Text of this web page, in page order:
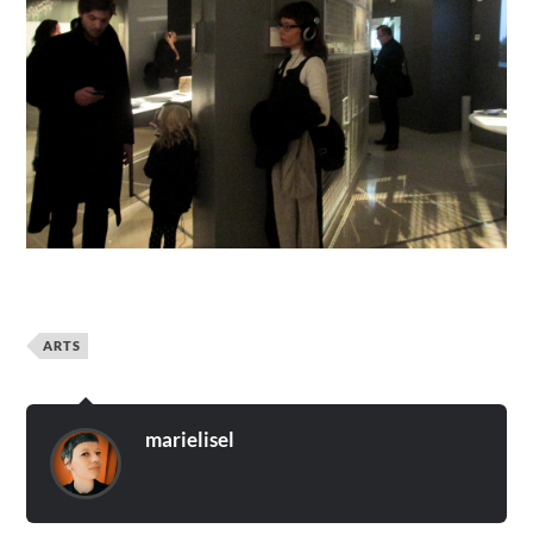
ARTS
marielisel